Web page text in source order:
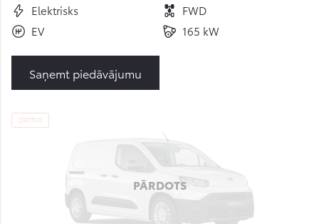
Elektrisks
FWD
EV
165 kW
Saņemt piedāvājumu
demo
PĀRDOTS